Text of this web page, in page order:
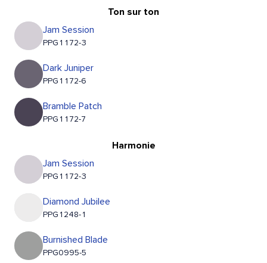
Ton sur ton
Jam Session
PPG1172-3
Dark Juniper
PPG1172-6
Bramble Patch
PPG1172-7
Harmonie
Jam Session
PPG1172-3
Diamond Jubilee
PPG1248-1
Burnished Blade
PPG0995-5